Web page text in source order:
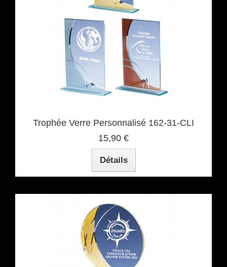
Trophée Verre Personnalisé 162-31-CLI
15,90 €
Détails